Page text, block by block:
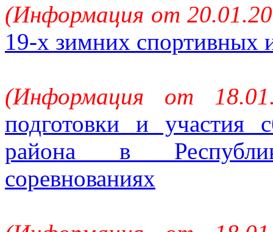
(Информация от
19-х зимних спортивных
(Информация от
подготовки и участия
района в
соревнованиях